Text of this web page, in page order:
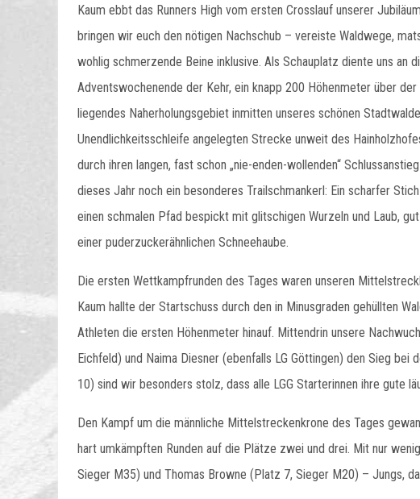
Kaum ebbt das Runners High vom ersten Crosslauf unserer
bringen wir euch den nötigen Nachschub – vereiste Waldwege,
wohlig schmerzende Beine inklusive. Als Schauplatz diente uns an
Adventswochenende der Kehr, ein knapp 200 Höhenmeter über
liegendes Naherholungsgebiet inmitten unseres schönen
Unendlichkeitsschleife angelegten Strecke unweit des
durch ihren langen, fast schon „nie-enden-wollenden“
dieses Jahr noch ein besonderes Trailschmankerl: Ein scharfer Stich
einen schmalen Pfad bespickt mit glitschigen Wurzeln und Laub,
einer puderzuckerähnlichen Schneehaube.
Die ersten Wettkampfrunden des Tages waren unseren
Kaum hallte der Startschuss durch den in Minusgraden gehüllten
Athleten die ersten Höhenmeter hinauf. Mittendrin unsere
Eichfeld) und Naima Diesner (ebenfalls LG Göttingen) den Sieg
10) sind wir besonders stolz, dass alle LGG Starterinnen ihre gute
Den Kampf um die männliche Mittelstreckenkrone des Tages
hart umkämpften Runden auf die Plätze zwei und drei. Mit nur
Sieger M35) und Thomas Browne (Platz 7, Sieger M20) – Jungs,